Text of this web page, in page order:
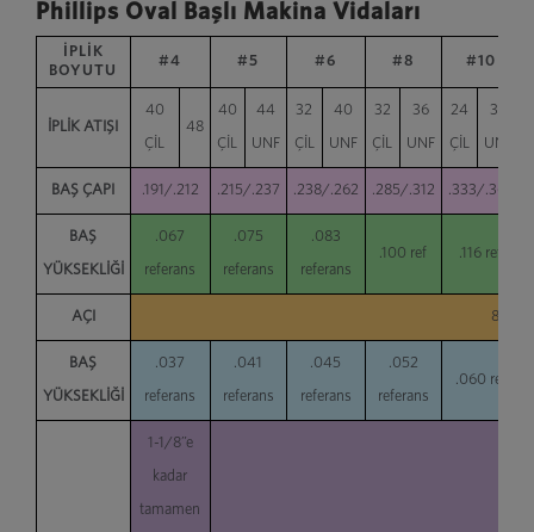
Phillips Oval Başlı Makina Vidaları
İPLİK
BOYUTU
#4 #5 #6 #8 #10
İPLİK ATIŞI
40
ÇİL
48
40
ÇİL
44
UNF
32
ÇİL
40
UNF
32
ÇİL
36
UNF
24
ÇİL
32
UNF
BAŞ ÇAPI .191/.212 .215/.237 .238/.262 .285/.312 .333/.362
BAŞ
YÜKSEKLİĞİ
.067
referans
.075
referans
.083
referans
.100 ref .116 ref
AÇI 80°/
BAŞ
YÜKSEKLİĞİ
.037
referans
.041
referans
.045
referans
.052
referans
.060 ref
1-1/8”e
kadar
tamamen